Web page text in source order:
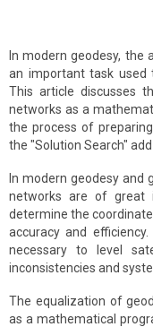
In modern geodesy,
an important task used
This article discusses
networks as a
the process of
the "Solution Search"
In modern geodesy and
networks are of great
determine the
accuracy and
necessary to level
inconsistencies and
The equalization of
as a mathematical